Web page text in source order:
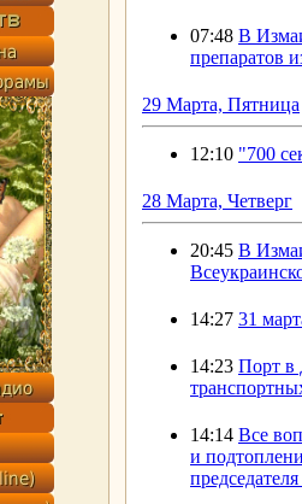
07:48 В
препаратов
29 Марта, Пятница
12:10 "700
28 Марта, Четверг
20:45 В
14:27 31
14:23 Порт в
14:14 Все
и